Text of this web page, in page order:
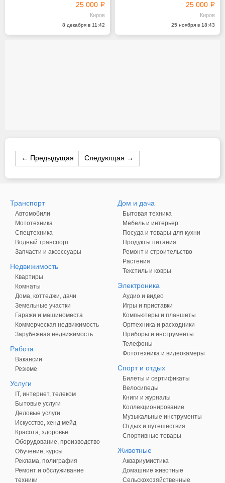
25 000
Киров
8 декабря в 11:42
25 000
Киров
25 ноября в 18:43
← Предыдущая Следующая →
Транспорт
Автомобили
Мототехника
Спецтехника
Водный транспорт
Запчасти и аксессуары
Недвижимость
Квартиры
Комнаты
Дома, коттеджи, дачи
Земельные участки
Гаражи и машиноместа
Коммерческая недвижимость
Зарубежная недвижимость
Работа
Вакансии
Резюме
Услуги
IT, интернет, телеком
Бытовые услуги
Деловые услуги
Искусство, хенд мейд
Красота, здоровье
Оборудование, производство
Обучение, курсы
Реклама, полиграфия
Ремонт и обслуживание
техники
Дом и дача
Бытовая техника
Мебель и интерьер
Посуда и товары для кухни
Продукты питания
Ремонт и строительство
Растения
Текстиль и ковры
Электроника
Аудио и видео
Игры и приставки
Компьютеры и планшеты
Оргтехника и расходники
Приборы и инструменты
Телефоны
Фототехника и видеокамеры
Спорт и отдых
Билеты и сертификаты
Велосипеды
Книги и журналы
Коллекционирование
Музыкальные инструменты
Отдых и путешествия
Спортивные товары
Животные
Аквариумистика
Домашние животные
Сельскохозяйственные